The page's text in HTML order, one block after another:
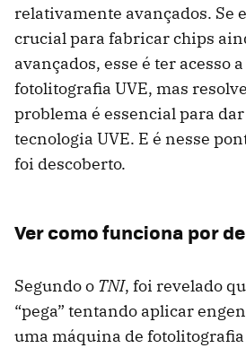
relativamente avançados. Se
crucial para fabricar chips
avançados, esse é ter acesso
fotolitografia UVE, mas
problema é essencial para
tecnologia UVE. E é nesse
foi descoberto.
Ver como funciona por
Segundo o TNI, foi revelado
“pega” tentando aplicar
uma máquina de fotolitografia